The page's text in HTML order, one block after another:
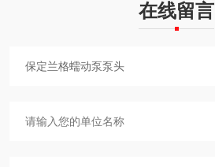
在线留言